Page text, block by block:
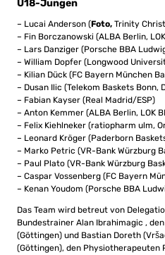
U18-Jungen
– Lucai Anderson (Foto, Trinity
– Fin Borczanowski (ALBA Berlin,
– Lars Danziger (Porsche BBA
– William Dopfer (Longwood
– Kilian Dück (FC Bayern München
– Dusan Ilic (Telekom Baskets Bonn,
– Fabian Kayser (Real Madrid/ESP)
– Anton Kemmer (ALBA Berlin, LOK
– Felix Kiehlneker (ratiopharm ulm,
– Leonard Kröger (Paderborn
– Marko Petric (VR-Bank Würzburg
– Paul Plato (VR-Bank Würzburg
– Caspar Vossenberg (FC Bayern
– Kenan Youdom (Porsche BBA
Das Team wird betreut von
Bundestrainer Alan Ibrahimagic ,
(Göttingen) und Bastian Doreth
(Göttingen), den Physiotherapeuten